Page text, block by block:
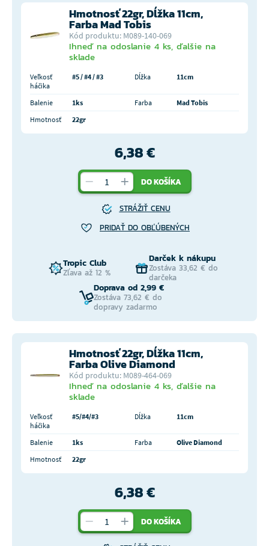
Hmotnosť 22gr, Dĺžka 11cm,
Farba Mad Tobis
Kód produktu: M089-140-069
Ihneď na odoslanie 4 ks, ďalšie na
sklade
Veľkosť
háčika
#5 / #4 / #3 Dĺžka 11cm
Balenie 1ks Farba
Mad Tobis
Hmotnosť
22gr
6,38 €
DO KOŠÍKA
STRÁŽIŤ CENU
PRIDAŤ DO OBĽÚBENÝCH
Tropic Club
Zľava až 12 %
Darček k nákupu
Zostáva 33,62 € do
darčeka
Doprava od 2,99 €
Zostáva 73,62 € do
dopravy zadarmo
Hmotnosť 22gr, Dĺžka 11cm,
Farba Olive Diamond
Kód produktu: M089-464-069
Ihneď na odoslanie 4 ks, ďalšie na
sklade
Veľkosť
háčika
#5/#4/#3 Dĺžka 11cm
Balenie 1ks Farba
Olive Diamond
Hmotnosť
22gr
6,38 €
DO KOŠÍKA